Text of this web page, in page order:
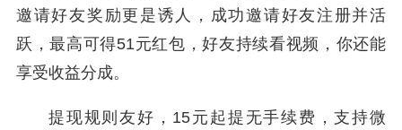
邀请好友奖励更是诱人，成功邀请好友注册并活
跃，最高可得51元红包，好友持续看视频，你还能
享受收益分成。
提现规则友好，15元起提无手续费，支持微